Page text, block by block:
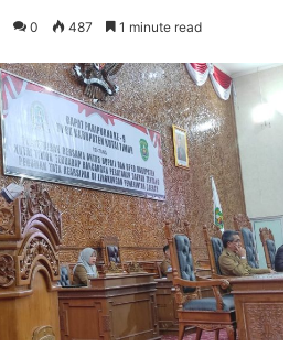
0 487 1 minute read